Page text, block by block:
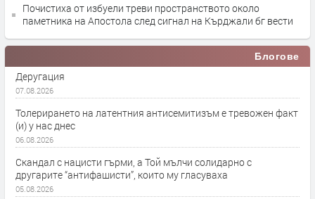
Почистиха от избуели треви пространството около
паметника на Апостола след сигнал на Кърджали бг вести
Блогове
Деругация
07.08.2026
Толерирането на латентния антисемитизъм е тревожен факт
(и) у нас днес
06.08.2026
Скандал с нацисти гърми, а Той мълчи солидарно с
другарите “антифашисти”, които му гласуваха
05.08.2026